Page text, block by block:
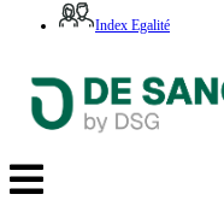
Index Egalité